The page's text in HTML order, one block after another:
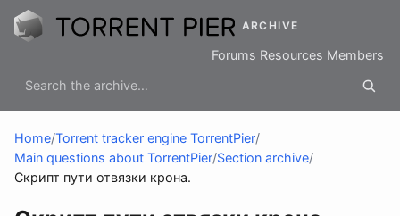
ARCHIVE
Forums Resources Members
Home/Torrent tracker engine TorrentPier/
Main questions about TorrentPier/Section archive/
Скрипт пути отвязки крона.